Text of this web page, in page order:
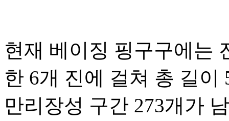
현재 베이징 핑구구에는
한 6개 진에 걸쳐 총 길이
만리장성 구간 273개가